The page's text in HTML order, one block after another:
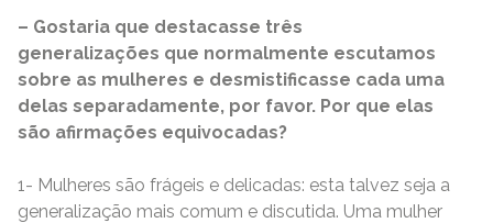
– Gostaria que destacasse três
generalizações que normalmente escutamos
sobre as mulheres e desmistificasse cada uma
delas separadamente, por favor. Por que elas
são afirmações equivocadas?
1- Mulheres são frágeis e delicadas: esta talvez seja a
generalização mais comum e discutida. Uma mulher